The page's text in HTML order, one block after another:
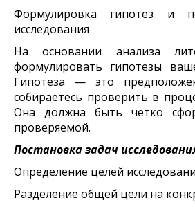
Формулировка гипотез и
исследования
На основании анализа
формулировать гипотезы
Гипотеза — это
собираетесь проверить в
Она должна быть четко
проверяемой.
Постановка задач
Определение целей
Разделение общей цели на